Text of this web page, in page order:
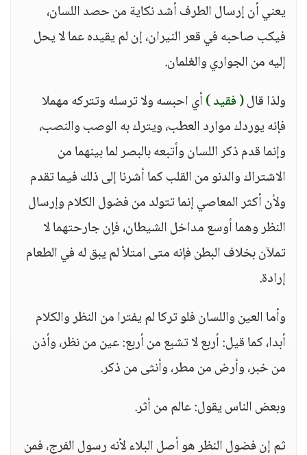
يعني أن إرسال الطرف أشد نكاية من حصد اللسان،
فيكب صاحبه في قعر النيران، إن لم يقيده عما لا يحل
إليه من الجواري والغلمان.
ولذا قال( فقيد )أي احبسه ولا ترسله وتتركه مهملا
فإنه يوردك موارد العطب، ويترك به الوصب والنصب،
وإنما قدم ذكر اللسان وأتبعه بالبصر لما بينهما من
الاشتراك والدنو من القلب كما أشرنا إلى ذلك فيما تقدم
ولأن أكثر المعاصي إنما تتولد من فضول الكلام وإرسال
النظر وهما أوسع مداخل الشيطان، فإن جارحتهما لا
تملآن بخلاف البطن فإنه متى امتلأ لم يبق له في الطعام
إرادة.
وأما العين واللسان فلو تركا لم يفترا من النظر والكلام
أبدا، كما قيل: أربع لا تشبع من أربع: عين من نظر، وأذن
من خبر، وأرض من مطر، وأنثى من ذكر.
وبعض الناس يقول: عالم من أثر.
ثم إن فضول النظر هو أصل البلاء لأنه رسول الفرج، فمن